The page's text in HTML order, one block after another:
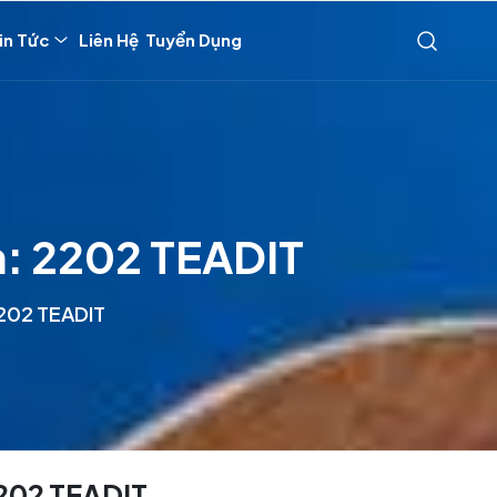
Tức Liên Hệ Tuyển Dụng
2202 TEADIT
TEADIT